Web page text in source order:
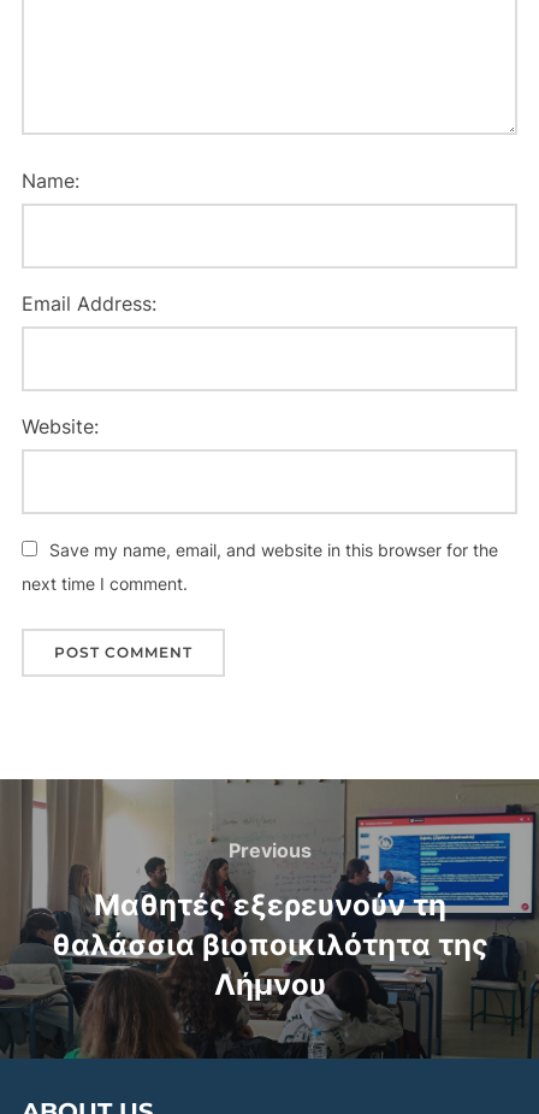
Name:
Email Address:
Website:
Save my name, email, and website in this browser for the
next time I comment.
Previous
Μαθητές εξερευνούν τη
θαλάσσια βιοποικιλότητα της
Λήμνου